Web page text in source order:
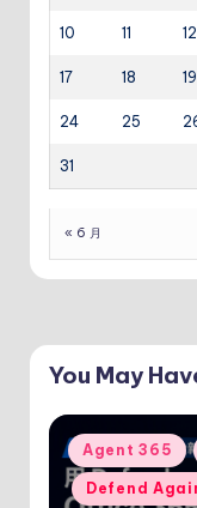
10 11 12
17 18 19
24 25
31
« 6 月
You May
Posted
in
Agent 365
Defend